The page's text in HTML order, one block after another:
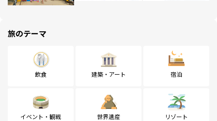
旅のテーマ
飲食 建築・アート 宿泊
イベント・観戦 世界遺産 リゾート